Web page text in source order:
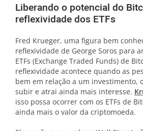
Liberando o potencial do
reflexividade dos ETFs
Fred Krueger, uma figura bem
reflexividade de George Soros para
ETFs (Exchange Traded Funds) de
reflexividade acontece quando as
bem em relação a um investimento,
subir e atrai ainda mais interesse.
isso possa ocorrer com os ETFs de
ainda mais o valor da criptomoeda.